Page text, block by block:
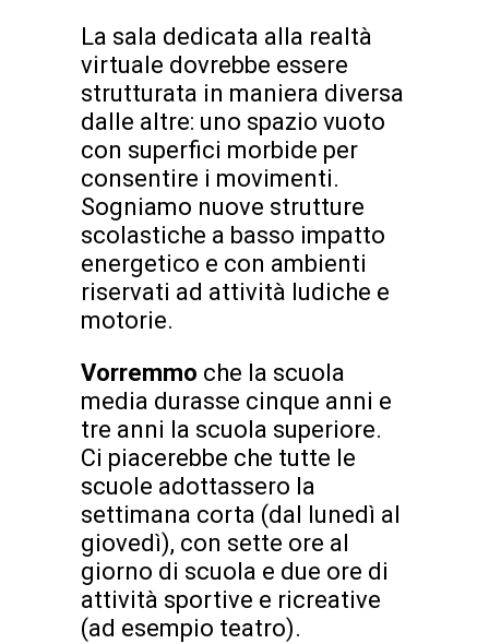
La sala dedicata alla realtà
virtuale dovrebbe essere
strutturata in maniera diversa
dalle altre: uno spazio vuoto
con superfici morbide per
consentire i movimenti.
Sogniamo nuove strutture
scolastiche a basso impatto
energetico e con ambienti
riservati ad attività ludiche e
motorie.
Vorremmo che la scuola
media durasse cinque anni e
tre anni la scuola superiore.
Ci piacerebbe che tutte le
scuole adottassero la
settimana corta (dal lunedì al
giovedì), con sette ore al
giorno di scuola e due ore di
attività sportive e ricreative
(ad esempio teatro).